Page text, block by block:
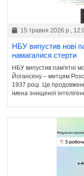
15 травня 2026 р.,
НБУ випустив нові
намагалися стерти
НБУ випустив пам'ятні
Йогансену – митцям
1937 році. Це
імена знищеної